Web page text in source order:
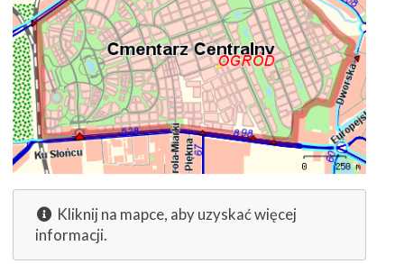
Kliknij na mapce, aby uzyskać więcej
informacji.